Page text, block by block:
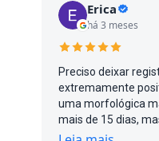
Erica
há 3 meses
Preciso deixar
extremamente
uma morfológica
mais de 15 dias,
do exame, me